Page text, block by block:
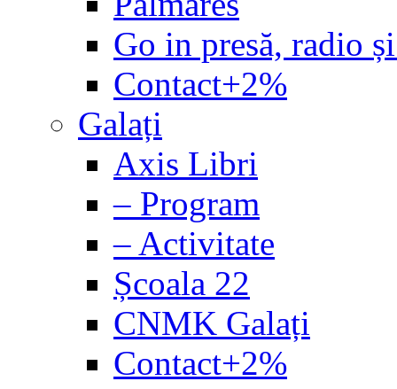
Go in presă, radio
Contact+2%
Galați
Axis Libri
– Program
– Activitate
Școala 22
CNMK Galați
Contact+2%